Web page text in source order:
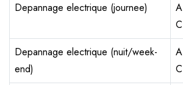
Depannage electrique (journee)
Depannage electrique (nuit/week-
end)